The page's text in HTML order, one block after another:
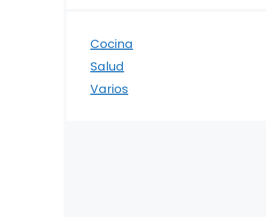
Cocina
Salud
Varios